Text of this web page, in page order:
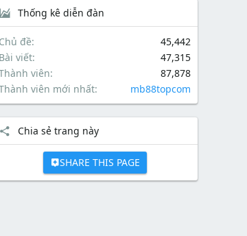
Thống kê diễn đàn
Chủ đề
45,442
Bài viết
47,315
viên
87,878
viên mới nhất
mb88topcom
Chia sẻ trang này
SHARE THIS PAGE